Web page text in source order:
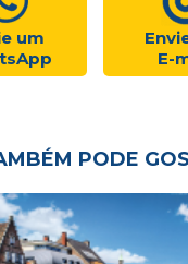
um
E-
PODE